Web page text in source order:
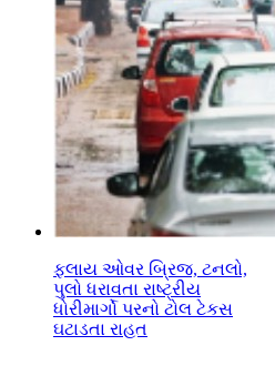
ફલાય ઓવર બ્રિજ, ટનલો,
પુલો ધરાવતા રાષ્ટ્રીય
ધોરીમાર્ગો પરનો ટોલ ટેકસ
ઘટાડતા રાહત